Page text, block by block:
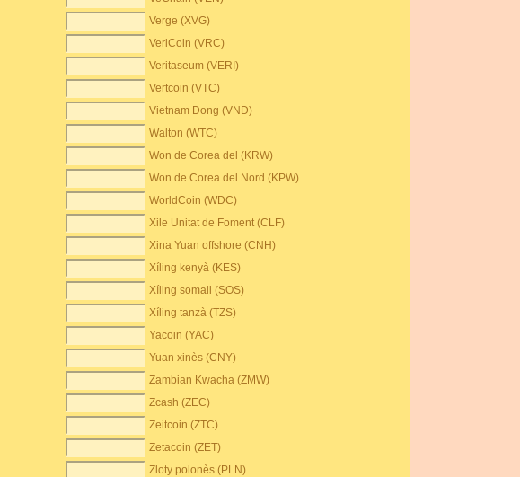
Verge (XVG)
VeriCoin (VRC)
Veritaseum (VERI)
Vertcoin (VTC)
Vietnam Dong (VND)
Walton (WTC)
Won de Corea del (KRW)
Won de Corea del Nord (KPW)
WorldCoin (WDC)
Xile Unitat de Foment (CLF)
Xina Yuan offshore (CNH)
Xíling kenyà (KES)
Xíling somali (SOS)
Xíling tanzà (TZS)
Yacoin (YAC)
Yuan xinès (CNY)
Zambian Kwacha (ZMW)
Zcash (ZEC)
Zeitcoin (ZTC)
Zetacoin (ZET)
Zloty polonès (PLN)